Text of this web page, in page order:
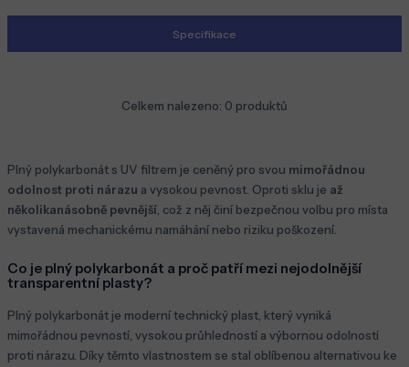
Specifikace
Celkem nalezeno: 0 produktů
Plný polykarbonát s UV filtrem je ceněný pro svou mimořádnou
odolnost proti nárazu a vysokou pevnost. Oproti sklu je až
několikanásobně pevnější , což z něj činí bezpečnou volbu pro místa
vystavená mechanickému namáhání nebo riziku poškození.
Co je plný polykarbonát a proč patří mezi nejodolnější
transparentní plasty?
Plný polykarbonát je moderní technický plast, který vyniká
mimořádnou pevností, vysokou průhledností a výbornou odolností
proti nárazu. Díky těmto vlastnostem se stal oblíbenou alternativou ke